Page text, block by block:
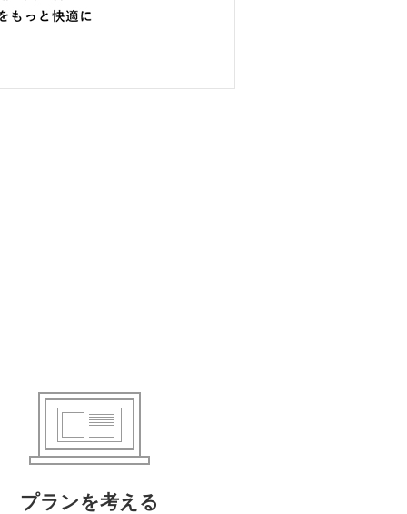
プランを考える